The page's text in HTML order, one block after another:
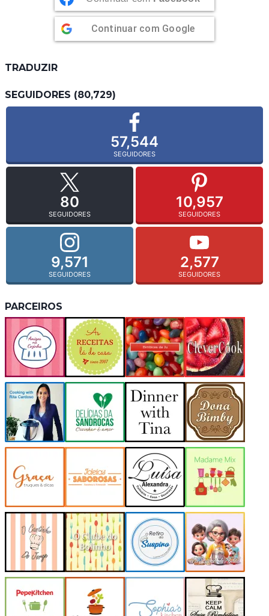
Continuar com Google
TRADUZIR
SEGUIDORES (80,729)
57,544
SEGUIDORES
80
SEGUIDORES
10,957
SEGUIDORES
9,571
SEGUIDORES
2,577
SEGUIDORES
PARCEIROS